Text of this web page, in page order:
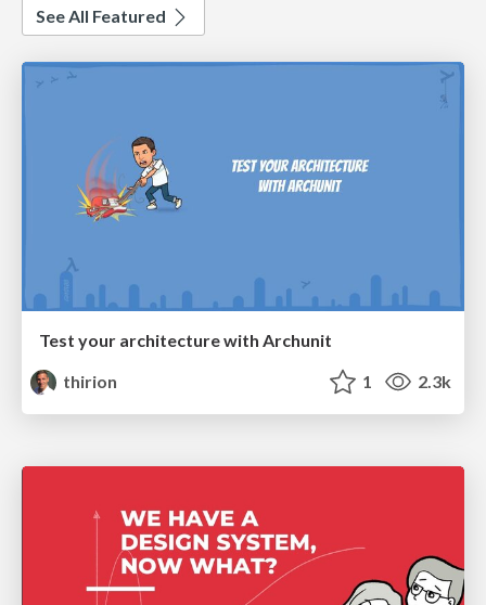
See All Featured
Test your architecture with Archunit
thirion
1 2.3k